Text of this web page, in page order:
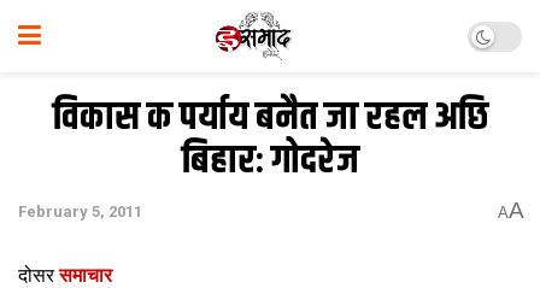
विकास क पर्याय बनैत जा रहल अछि
बिहार: गोदरेज
February 5, 2011 AA
दोसर समाचार